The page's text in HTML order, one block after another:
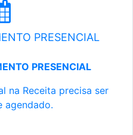
PRESENCIAL
PRESENCIAL
na Receita precisa ser
agendado.